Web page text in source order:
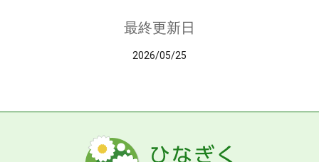
最終更新日
2026/05/25